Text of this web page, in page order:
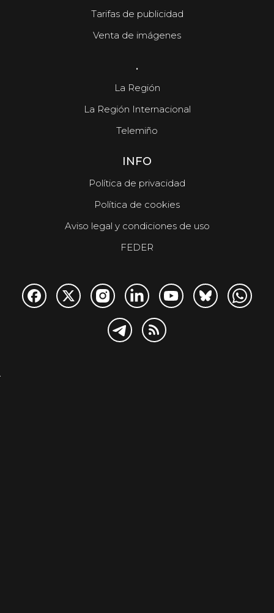
Tarifas de publicidad
Venta de imágenes
.
La Región
La Región Internacional
Telemiño
INFO
Política de privacidad
Política de cookies
Aviso legal y condiciones de uso
FEDER